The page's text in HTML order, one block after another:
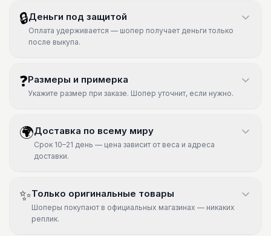
🔒Деньги под защитой
Оплата удерживается — шопер получает деньги только
после выкупа.
❓Размеры и примерка
Укажите размер при заказе. Шопер уточнит, если нужно.
🌍Доставка по всему миру
Срок 10–21 день — цена зависит от веса и адреса
доставки.
✨Только оригинальные товары
Шоперы покупают в официальных магазинах — никаких
реплик.